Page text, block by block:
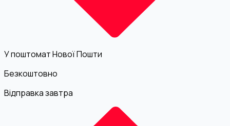
У поштомат Нової Пошти
Безкоштовно
Відправка завтра